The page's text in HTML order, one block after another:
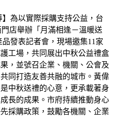
】為以實際採購支持公益，台
店舉辦「月滿相逢－溫暖送
發表記者會，現場邀集11家
工場，共同展出中秋公益禮盒
，並號召企業、機關、公會及
同打造友善共融的城市。黃偉
中秋送禮的心意，更承載著身
長的成果。市府持續推動身心
採購政策，鼓勵各機關、企業